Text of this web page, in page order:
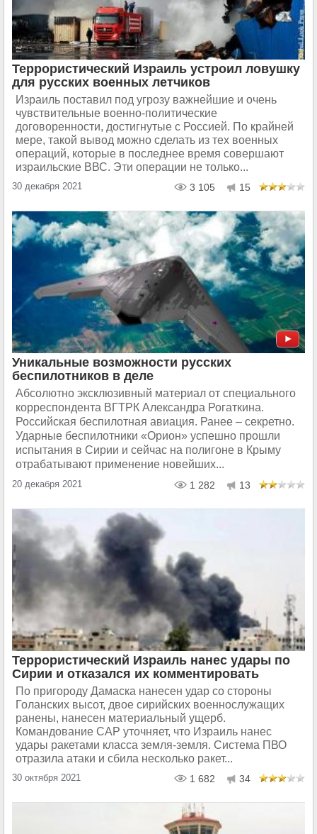
Террористический Израиль устроил ловушку
для русских военных летчиков
Израиль поставил под угрозу важнейшие и очень
чувствительные военно-политические
договоренности, достигнутые с Россией. По крайней
мере, такой вывод можно сделать из тех военных
операций, которые в последнее время совершают
израильские ВВС. Эти операции не только...
30 декабря 2021 3 105 15
Уникальные возможности русских
беспилотников в деле
Абсолютно эксклюзивный материал от специального
корреспондента ВГТРК Александра Рогаткина.
Российская беспилотная авиация. Ранее – секретно.
Ударные беспилотники «Орион» успешно прошли
испытания в Сирии и сейчас на полигоне в Крыму
отрабатывают применение новейших...
20 декабря 2021 1 282 13
Террористический Израиль нанес удары по
Сирии и отказался их комментировать
По пригороду Дамаска нанесен удар со стороны
Голанских высот, двое сирийских военнослужащих
ранены, нанесен материальный ущерб.
Командование САР уточняет, что Израиль нанес
удары ракетами класса земля-земля. Система ПВО
отразила атаки и сбила несколько ракет...
30 октября 2021 1 682 34